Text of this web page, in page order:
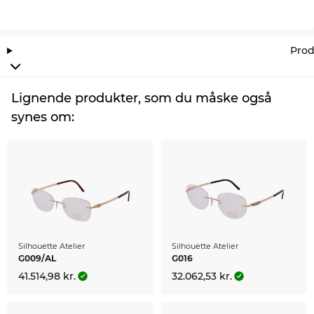
Lignende produkter, som du måske også
synes om:
Silhouette Atelier
G009/AL
41.514,98 kr.
Silhouette Atelier
G016
32.062,53 kr.